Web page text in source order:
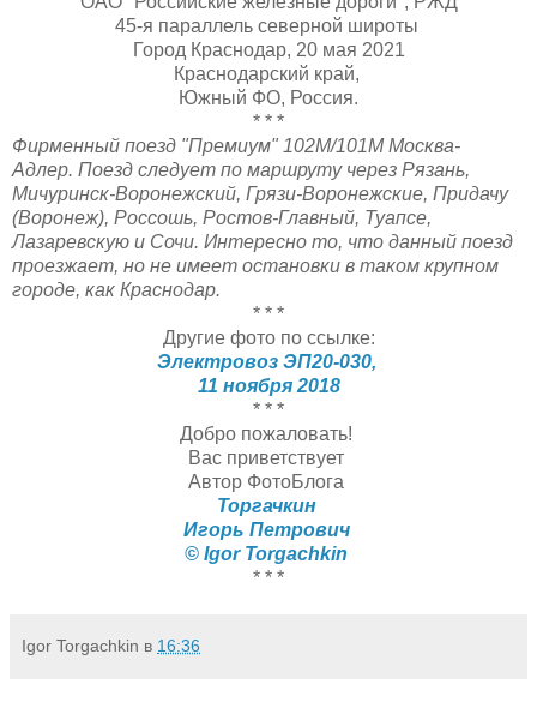
45-я параллель северной широты
Город Краснодар, 20 мая 2021
Краснодарский край,
Южный ФО, Россия.
* * *
Фирменный поезд "Премиум" 102М/101М Москва-
Адлер. Поезд следует по маршруту через Рязань,
Мичуринск-Воронежский, Грязи-Воронежские, Придачу
(Воронеж), Россошь, Ростов-Главный, Туапсе,
Лазаревскую и Сочи. Интересно то, что данный поезд
проезжает, но не имеет остановки в таком крупном
городе, как Краснодар.
* * *
Другие фото по ссылке:
Электровоз ЭП20-030,
11 ноября 2018
* * *
Добро пожаловать!
Вас приветствует
Автор ФотоБлога
Торгачкин
Игорь Петрович
© Igor Torgachkin
* * *
Igor Torgachkin в 16:36